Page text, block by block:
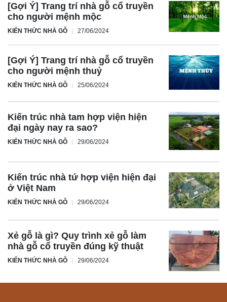
[Gợi Ý] Trang trí nhà gỗ cổ truyền
cho người mệnh mộc
KIẾN THỨC NHÀ GỖ 27/06/2024
[Gợi Ý] Trang trí nhà gỗ cổ truyền
cho người mệnh thuỷ
KIẾN THỨC NHÀ GỖ 25/06/2024
Kiến trúc nhà tam hợp viện hiện
đại ngày nay ra sao?
KIẾN THỨC NHÀ GỖ 29/06/2024
Kiến trúc nhà tứ hợp viện hiện đại
ở Việt Nam
KIẾN THỨC NHÀ GỖ 29/06/2024
Xẻ gỗ là gì? Quy trình xẻ gỗ làm
nhà gỗ cổ truyền đúng kỹ thuật
KIẾN THỨC NHÀ GỖ 29/06/2024